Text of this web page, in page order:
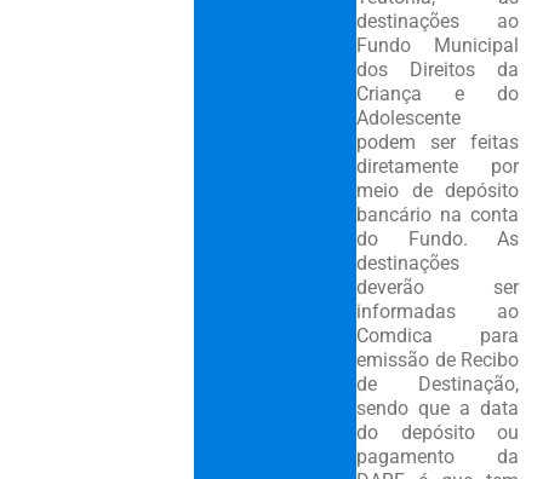
destinações ao
Fundo Municipal
dos Direitos da
Criança e do
Adolescente
podem ser feitas
diretamente por
meio de depósito
bancário na conta
do Fundo. As
destinações
deverão ser
informadas ao
Comdica para
emissão de Recibo
de Destinação,
sendo que a data
do depósito ou
pagamento da